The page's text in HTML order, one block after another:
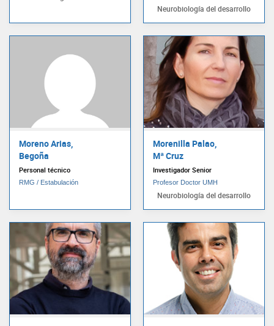
Neurobiología del desarrollo
Moreno Arias,
Begoña
Personal técnico
RMG / Estabulación
Morenilla Palao,
Mª Cruz
Investigador Senior
Profesor Doctor UMH
Neurobiología del desarrollo